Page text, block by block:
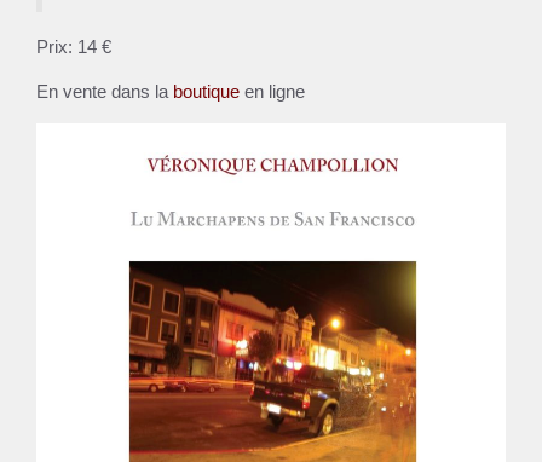
Prix: 14 €
En vente dans la boutique en ligne